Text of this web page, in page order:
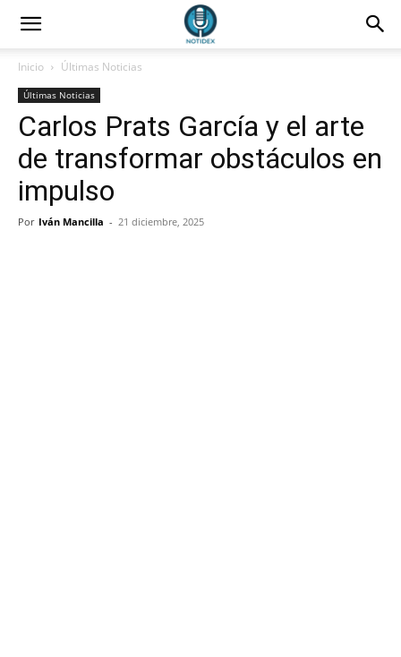
Inicio Últimas Noticias
Últimas Noticias
Carlos Prats García y el arte
de transformar obstáculos en
impulso
Por Iván Mancilla - 21 diciembre, 2025